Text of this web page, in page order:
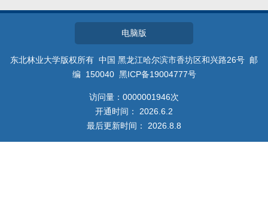
电脑版
东北林业大学版权所有 中国 黑龙江哈尔滨市香坊区和兴路26号 邮
编 150040 黑ICP备19004777号
访问量： 0000001946次
开通时间： 2026 6 2
最后更新时间： 2026 8 8